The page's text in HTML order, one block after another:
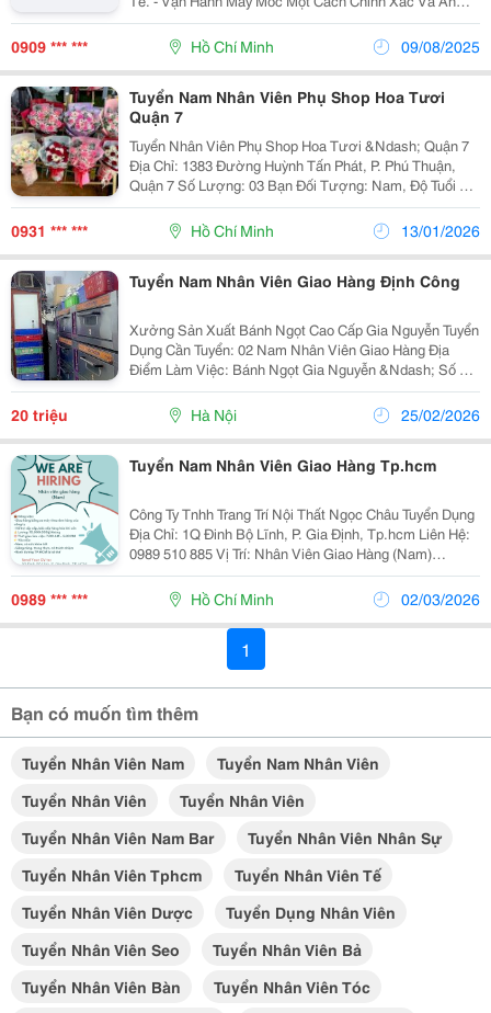
Toàn. - Sắp Xếp Hàng Hóa Trật Tự, Gọn Gàng Ngăn Nắp
0909 *** *** Hồ Chí Minh 09/08/2025
Tuyển Nam Nhân Viên Phụ Shop Hoa Tươi
Quận 7
Tuyển Nhân Viên Phụ Shop Hoa Tươi &Ndash; Quận 7
Địa Chỉ: 1383 Đường Huỳnh Tấn Phát, P. Phú Thuận,
Quận 7 Số Lượng: 03 Bạn Đối Tượng: Nam, Độ Tuổi 18
&Ndash; 30 ⏰ Thời Gian Làm Việc (Ca 5&Ndash;6
Tiếng): Ca 6H &Ndash; 11H Ca 7H &Ndash;...
0931 *** *** Hồ Chí Minh 13/01/2026
Tuyển Nam Nhân Viên Giao Hàng Định Công
Xưởng Sản Xuất Bánh Ngọt Cao Cấp Gia Nguyễn Tuyển
Dụng Cần Tuyển: 02 Nam Nhân Viên Giao Hàng Địa
Điểm Làm Việc: Bánh Ngọt Gia Nguyễn &Ndash; Số 38
Ngõ 282 Phố Định Công, Hà Nội Mô Tả Công Việc - Giao
Bánh Mì/Bánh Ngọt Theo Đơn Hàng Có Sẵn -...
20 triệu Hà Nội 25/02/2026
Tuyển Nam Nhân Viên Giao Hàng Tp.hcm
Công Ty Tnhh Trang Trí Nội Thất Ngọc Châu Tuyển Dụng
Địa Chỉ: 1Q Đinh Bộ Lĩnh, P. Gia Định, Tp.hcm Liên Hệ:
0989 510 885 Vị Trí: Nhân Viên Giao Hàng (Nam)
&Ndash; 01 Người Công Việc: - Giao Hàng Bằng Xe
Máy Theo Đơn Hàng Của Công Ty - Hỗ...
0989 *** *** Hồ Chí Minh 02/03/2026
1
Bạn có muốn tìm thêm
Tuyển Nhân Viên Nam
Tuyển Nam Nhân Viên
Tuyển Nhân Viên
Tuyển Nhân Viên
Tuyển Nhân Viên Nam Bar
Tuyển Nhân Viên Nhân Sự
Tuyển Nhân Viên Tphcm
Tuyển Nhân Viên Tế
Tuyển Nhân Viên Dược
Tuyển Dụng Nhân Viên
Tuyển Nhân Viên Seo
Tuyển Nhân Viên Bả
Tuyển Nhân Viên Bàn
Tuyển Nhân Viên Tóc